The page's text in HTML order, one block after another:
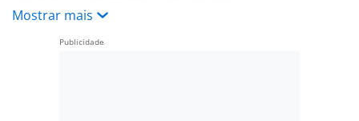
Vaga com possibilidade de efetivação
-. Salario Seguro de vida VT Ref local
Mostrar mais